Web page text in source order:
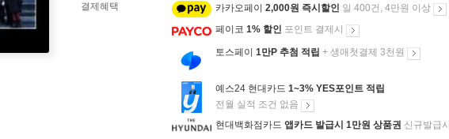
결제혜택 카카오페이 2,000원 즉시할인 일 400건, 4만원 이상
페이코 1% 할인 포인트 결제시
토스페이 1만P 추첨 적립 + 생애첫결제 3천원
예스24 현대카드 1~3% YES포인트 적립
전월 실적 조건 없음
현대백화점카드 앱카드 발급시 1만원 상품권 신규발급시